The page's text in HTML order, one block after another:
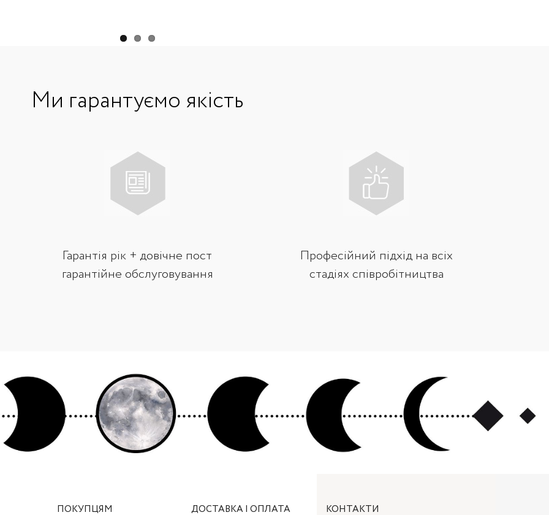
Ми гарантуємо якість
Гарантія рік + довічне пост
гарантійне обслуговування
Професійний підхід на всіх
стадіях співробітництва
ПОКУПЦЯМ ДОСТАВКА І ОПЛАТА КОНТАКТИ